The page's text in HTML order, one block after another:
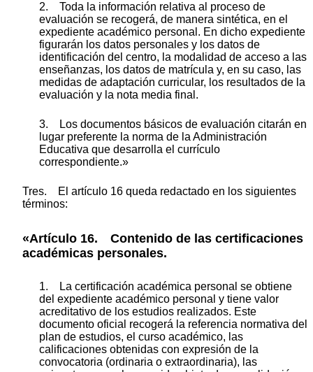
2. Toda la información relativa al proceso de
evaluación se recogerá, de manera sintética, en el
expediente académico personal. En dicho expediente
figurarán los datos personales y los datos de
identificación del centro, la modalidad de acceso a las
enseñanzas, los datos de matrícula y, en su caso, las
medidas de adaptación curricular, los resultados de la
evaluación y la nota media final.
3. Los documentos básicos de evaluación citarán en
lugar preferente la norma de la Administración
Educativa que desarrolla el currículo
correspondiente.»
Tres. El artículo 16 queda redactado en los siguientes
términos:
«Artículo 16. Contenido de las certificaciones
académicas personales.
1. La certificación académica personal se obtiene
del expediente académico personal y tiene valor
acreditativo de los estudios realizados. Este
documento oficial recogerá la referencia normativa del
plan de estudios, el curso académico, las
calificaciones obtenidas con expresión de la
convocatoria (ordinaria o extraordinaria), las